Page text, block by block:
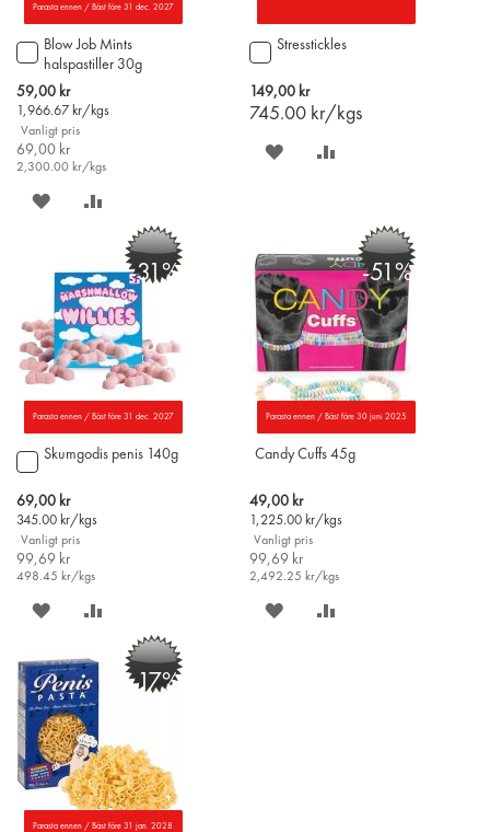
Parasta ennen / Bäst före 31 dec. 2027
Blow Job Mints
halspastiller 30g
Special
Price
59,00 kr
1,966.67 kr/kgs
Vanligt pris
69,00 kr
2,300.00 kr/kgs
Lägg
till
i
varukorgen
SPARA
ÖNSKELISTAN
JÄMFÖR
Stresstickles
149,00 kr
745.00 kr/kgs
Lägg
i
varukorgen
SPARA
ÖNSKELISTAN
JÄMFÖR
-31%
Parasta ennen / Bäst före 31 dec. 2027
Skumgodis penis 140g
Special
Price
69,00 kr
345.00 kr/kgs
Vanligt pris
99,69 kr
498.45 kr/kgs
Lägg
i
varukorgen
SPARA
ÖNSKELISTAN
JÄMFÖR
-51%
Parasta ennen / Bäst före 30 juni 2025
Candy Cuffs 45g
Special
Price
49,00 kr
1,225.00 kr/kgs
Vanligt pris
99,69 kr
2,492.25 kr/kgs
SPARA
Parasta ennen / Bäst före 31 jan. 2028
-17%